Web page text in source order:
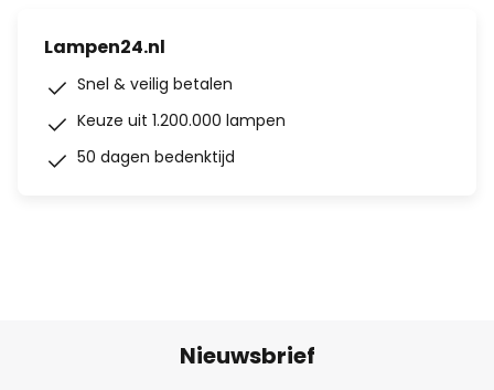
Lampen24.nl
Snel & veilig betalen
Keuze uit 1.200.000 lampen
50 dagen bedenktijd
Nieuwsbrief